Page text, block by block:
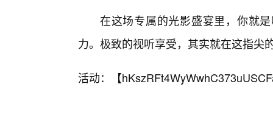
在这场专属的光影盛宴里，你就
力。极致的视听享受，其实就在这指尖
活动：【